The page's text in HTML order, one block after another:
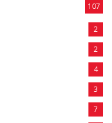
107
2
2
4
3
7